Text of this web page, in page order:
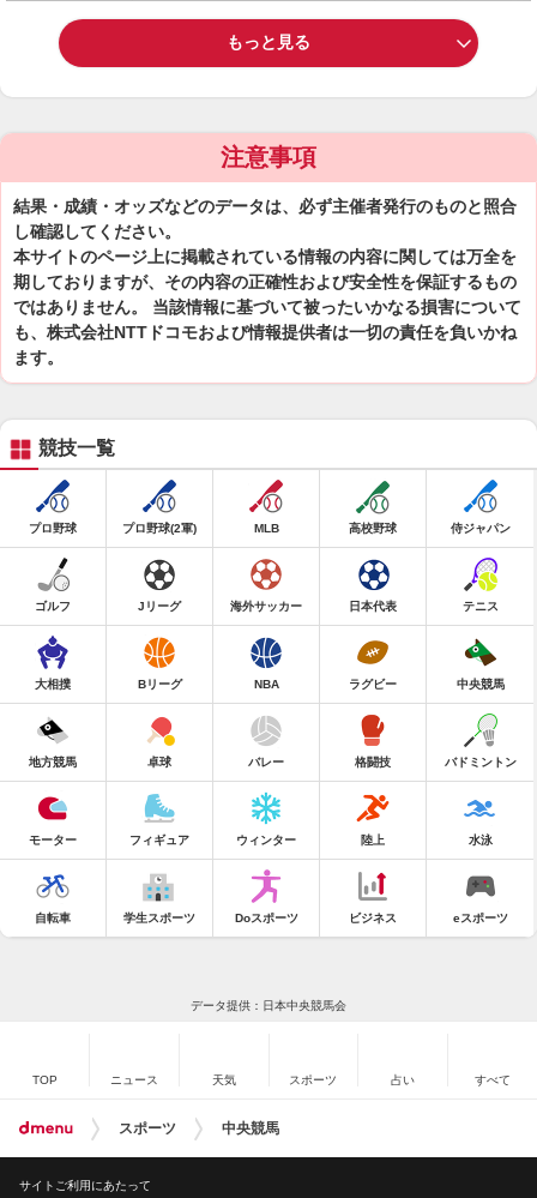
もっと見る
注意事項
結果・成績・オッズなどのデータは、必ず主催者発行のものと照合
し確認してください。
本サイトのページ上に掲載されている情報の内容に関しては万全を
期しておりますが、その内容の正確性および安全性を保証するもの
ではありません。 当該情報に基づいて被ったいかなる損害について
も、株式会社NTTドコモおよび情報提供者は一切の責任を負いかね
ます。
競技一覧
プロ野球 プロ野球(2軍) MLB 高校野球 侍ジャパン
ゴルフ Jリーグ 海外サッカー 日本代表 テニス
大相撲 Bリーグ NBA ラグビー 中央競馬
地方競馬 卓球 バレー 格闘技 バドミントン
モーター フィギュア ウィンター 陸上 水泳
自転車 学生スポーツ Doスポーツ ビジネス eスポーツ
データ提供：日本中央競馬会
TOP ニュース 天気 スポーツ 占い すべて
スポーツ 中央競馬
サイトご利用にあたって